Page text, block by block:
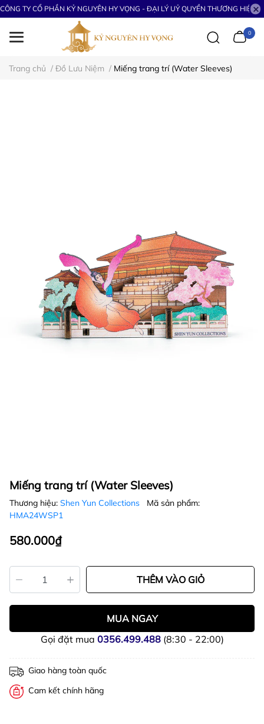
CÔNG TY CỔ PHẦN KỶ NGUYÊN HY VỌNG - ĐẠI LÝ UỶ QUYỀN THƯƠNG HIỆU
0
Trang chủ / Đồ Lưu Niệm / Miếng trang trí (Water Sleeves)
Miếng trang trí (Water Sleeves)
Thương hiệu: Shen Yun Collections
Mã sản phẩm:
HMA24WSP1
580.000₫
THÊM VÀO GIỎ
MUA NGAY
Gọi đặt mua 0356.499.488(8:30 - 22:00)
Giao hàng toàn quốc
Cam kết chính hãng